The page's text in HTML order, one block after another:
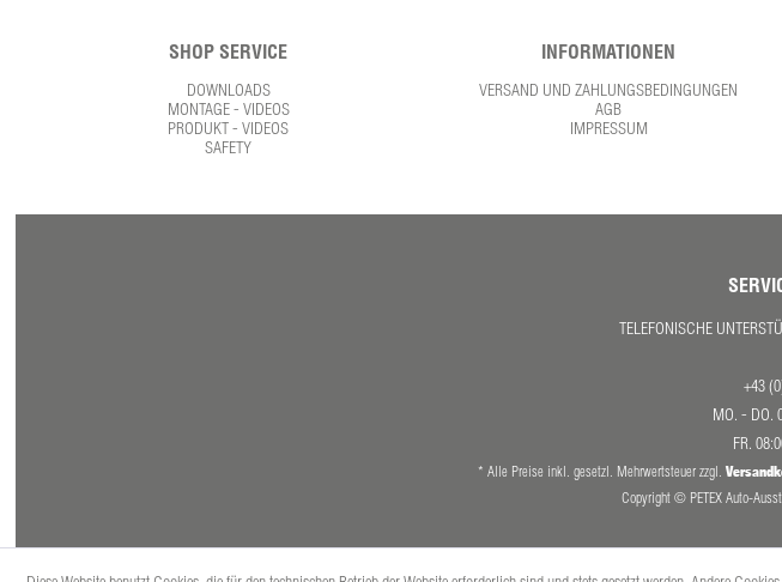
SHOP SERVICE
DOWNLOADS
MONTAGE - VIDEOS
PRODUKT - VIDEOS
SAFETY
INFORMATIONEN
VERSAND UND ZAHLUNGSBEDINGUNGEN
AGB
IMPRESSUM
TELEFONISCHE
+43
MO. - DO.
FR.
* Alle Preise inkl. gesetzl. Mehrwertsteuer zzgl.
Copyright © PETEX Auto-